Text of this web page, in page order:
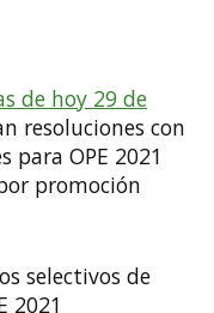
de hoy 29 de
resoluciones con
para OPE 2021
promoción
selectivos de
2021